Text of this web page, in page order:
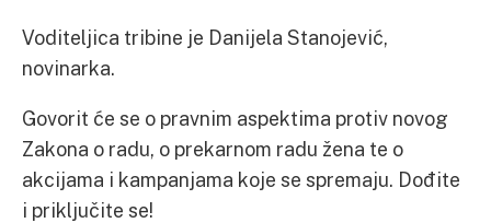
Voditeljica tribine je Danijela Stanojević,
novinarka.
Govorit će se o pravnim aspektima protiv novog
Zakona o radu, o prekarnom radu žena te o
akcijama i kampanjama koje se spremaju. Dođite
i priključite se!